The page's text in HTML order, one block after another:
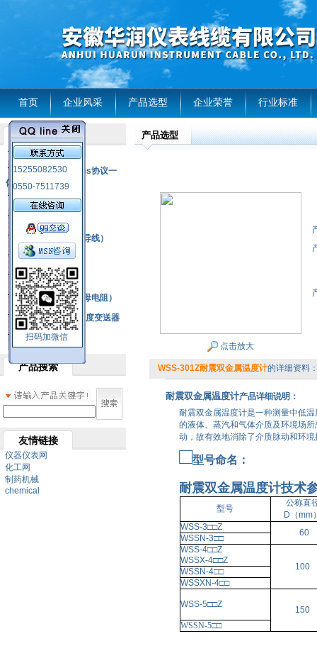
首页 企业风采 产品选型 企业荣誉 行业标准
15255082530
0550-7511739
扫码加微信
产品列表
风电温度传感器
RS485通讯modbus协议一
体化现场智能仪表
热电偶
热电偶补偿电缆（导线）
振动传感器
热电阻
铂热电阻元件（云母电阻）
SBW系列一体化温度变送器
双金属温度计
产品搜索
友情链接
仪器仪表网
化工网
制药机械
chemical
产品选型
点击放大
WSS-301Z耐震双金属温度计的详细资料
耐震双金属温度计产品详细说明：
耐震双金属温度计是一种测量中低
的液体、蒸汽和气体介质及环境场
动，故有效地消除了介质脉动和环
□型号命名：
耐震双金属温度计技术
型号
公称直
D（mm
WSS-3□□Z
60
WSSN-3□□
WSS-4□□Z
WSSX-4□□Z
100
WSSN-4□□
WSSXN-4□□
WSS-5□□Z
150
WSSN-5□□